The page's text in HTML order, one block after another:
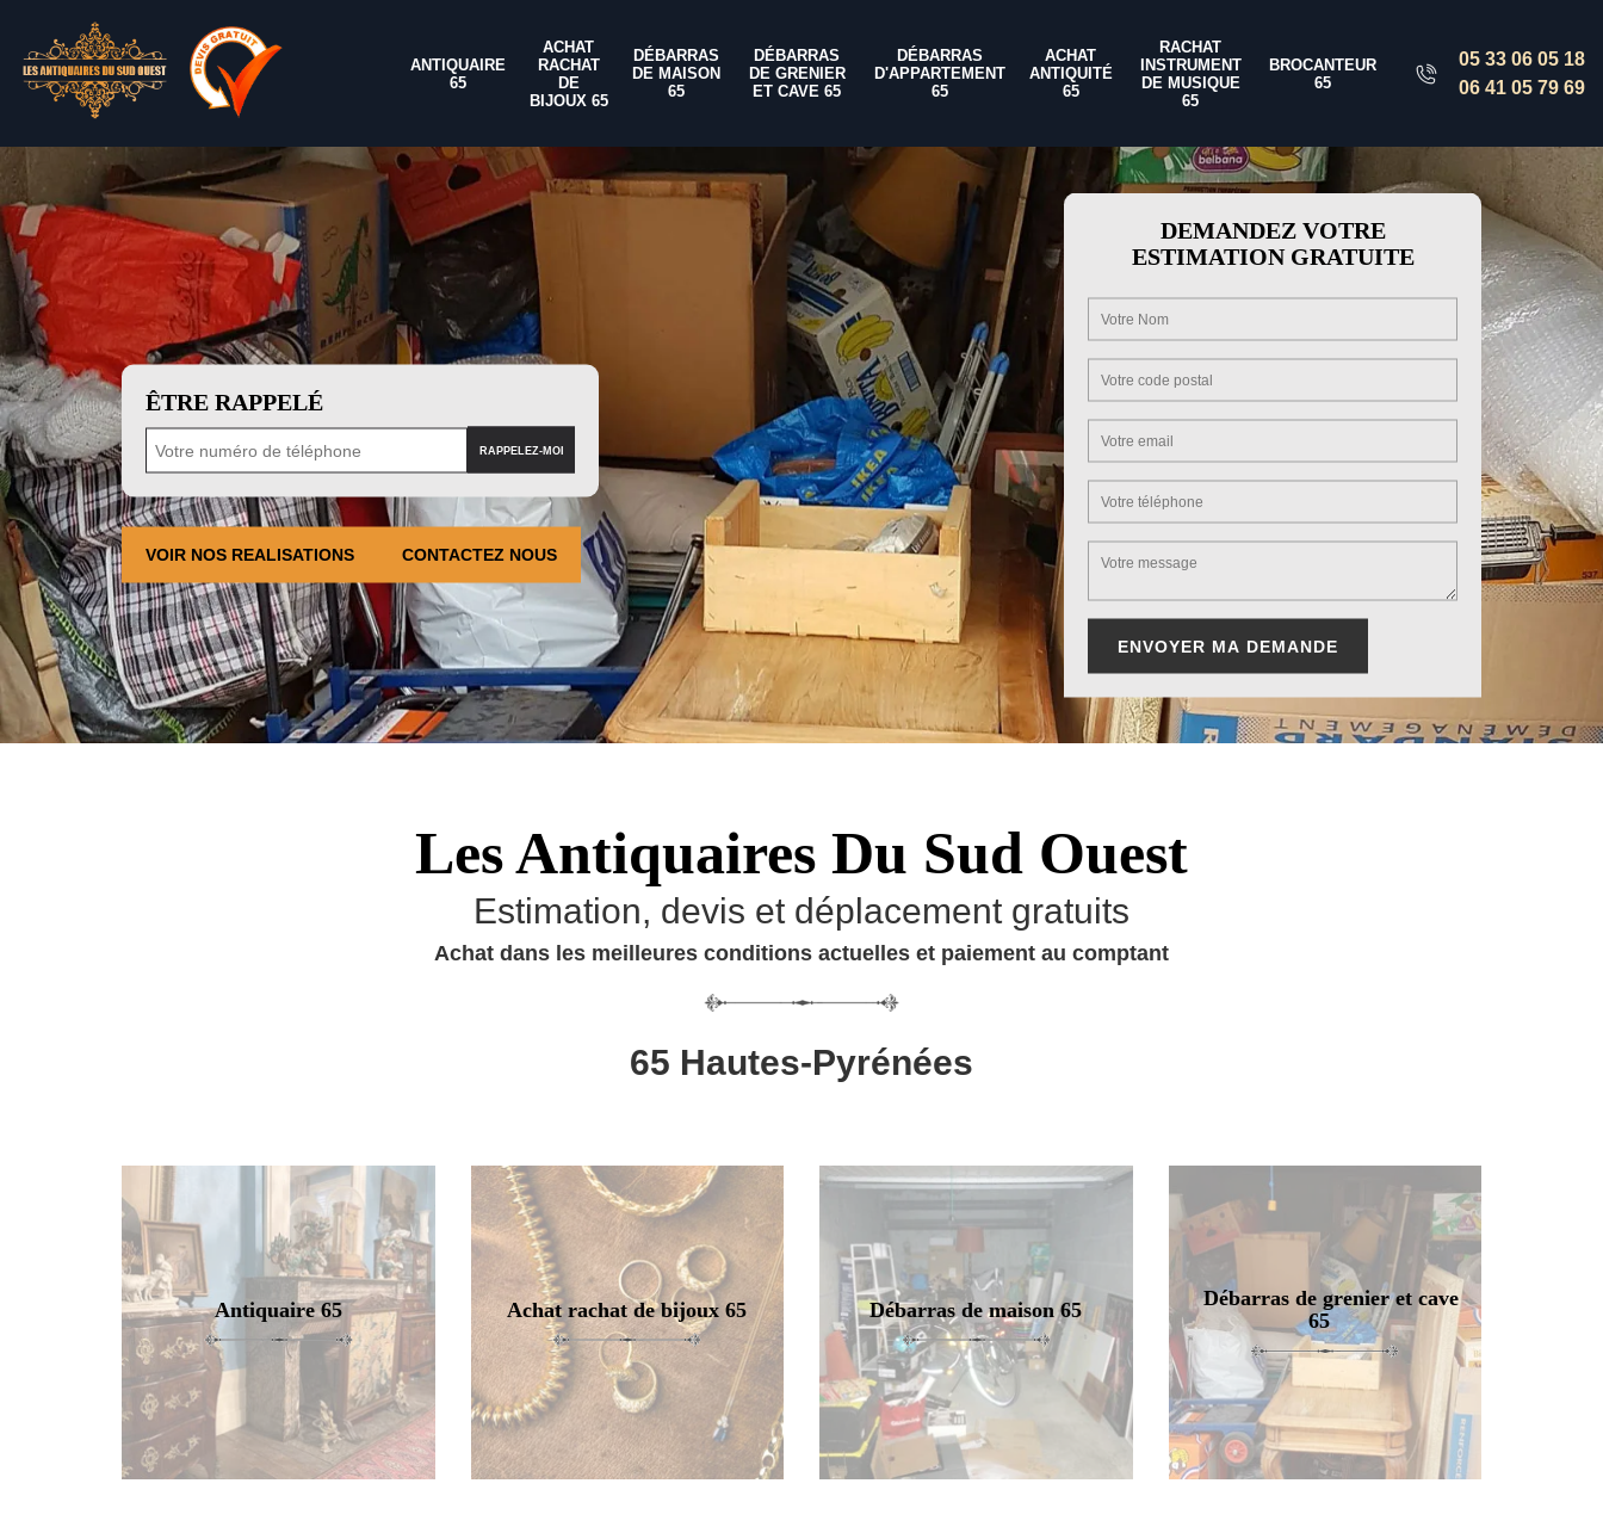
ANTIQUAIRE
65
ACHAT
RACHAT
DE
BIJOUX 65
DÉBARRAS
DE MAISON
65
DÉBARRAS
DE GRENIER
ET CAVE 65
DÉBARRAS
D'APPARTEMENT
65
ACHAT
ANTIQUITÉ
65
RACHAT
INSTRUMENT
DE MUSIQUE
65
BROCANTEUR
65
05 33 06 05 18
06 41 05 79 69
ÊTRE RAPPELÉ
VOIR NOS REALISATIONS CONTACTEZ NOUS
DEMANDEZ VOTRE
ESTIMATION GRATUITE
Les Antiquaires Du Sud Ouest
Estimation, devis et déplacement gratuits
Achat dans les meilleures conditions actuelles et paiement au comptant
65 Hautes-Pyrénées
Antiquaire 65 Achat rachat de bijoux 65 Débarras de maison 65
Débarras de grenier et cave
65